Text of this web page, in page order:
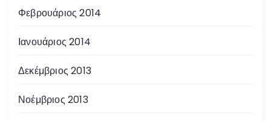
Φεβρουάριος 2014
Ιανουάριος 2014
Δεκέμβριος 2013
Νοέμβριος 2013